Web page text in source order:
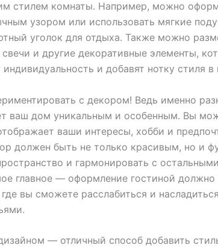
стилем комнаты. Например, можно
узором или использовать мягкие
уголок для отдыха. Также можно
и другие декоративные элементы,
и добавят нотку стиля в
с декором! Ведь именно
ваш дом уникальным и особенным. Вы
ваши интересы, хобби и
должен быть не только красивым, но и
и гармонировать с
главное — оформление гостиной должно
вы сможете расслабиться и
— отличный способ добавить